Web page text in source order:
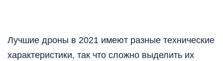
Лучшие дроны в 2021 имеют разные технические
характеристики, так что сложно выделить их